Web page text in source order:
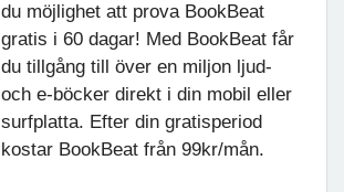
du möjlighet att prova BookBeat
gratis i 60 dagar! Med BookBeat får
du tillgång till över en miljon ljud-
och e-böcker direkt i din mobil eller
surfplatta. Efter din gratisperiod
kostar BookBeat från 99kr/mån.